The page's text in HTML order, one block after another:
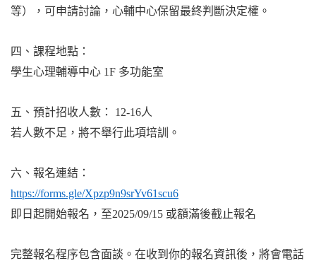
等），可申請討論，心輔中心保留最終判斷決定權。
四、課程地點：
學生心理輔導中心 1F 多功能室
五、預計招收人數： 12-16人
若人數不足，將不舉行此項培訓。
六、報名連結：
https://forms.gle/Xpzp9n9srYv61scu6
即日起開始報名，至2025/09/15 或額滿後截止報名
完整報名程序包含面談。在收到你的報名資訊後，將會電話